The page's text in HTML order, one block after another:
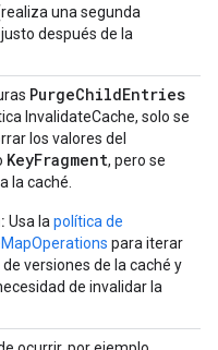
una segunda
justo después de la
PurgeChildEntries
InvalidateCache, solo se
los valores del
KeyFragment, pero se
la caché.
Usa la política de
para iterar
versiones de la caché y
de invalidar la